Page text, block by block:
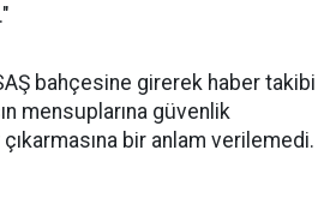
bahçesine girerek haber takibi
mensuplarına güvenlik
bir anlam verilemedi.